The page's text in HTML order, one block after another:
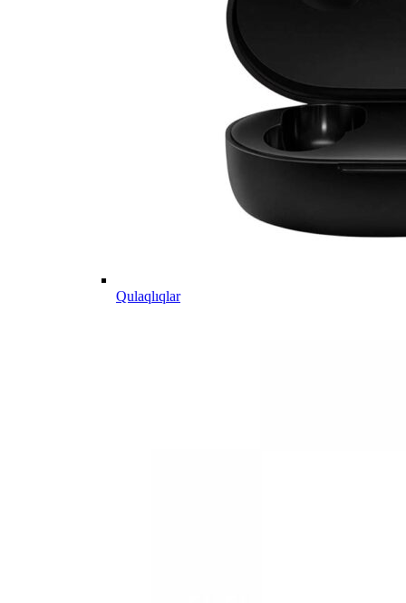
Qulaqlıqlar